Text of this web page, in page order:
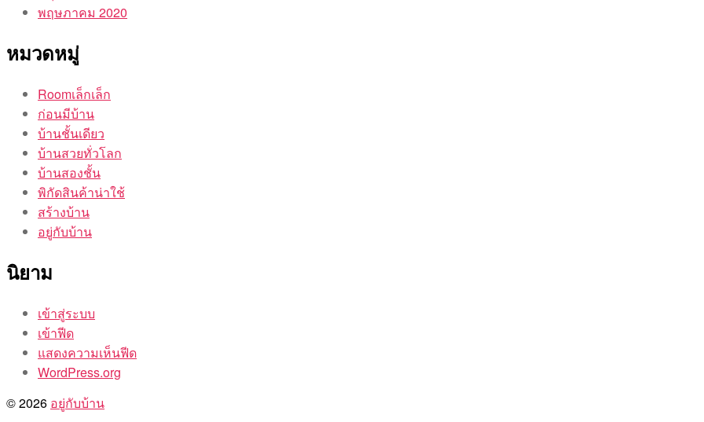
พฤษภาคม 2020
หมวดหมู่
Roomเล็กเล็ก
ก่อนมีบ้าน
บ้านชั้นเดียว
บ้านสวยทั่วโลก
บ้านสองชั้น
พิกัดสินค้าน่าใช้
สร้างบ้าน
อยู่กับบ้าน
นิยาม
เข้าสู่ระบบ
เข้าฟีด
แสดงความเห็นฟีด
WordPress.org
© 2026 อยู่กับบ้าน